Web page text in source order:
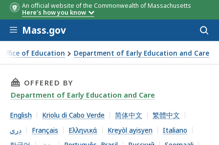
An official website of the Commonwealth of Massachusetts
Here's how you know
Skip to main content
Mass.gov
of Education Department of Early Education and Care
Хили-Дрисколл запускает программу выделения
THIS PAGE, АДМИНИСТРАЦИЯ ХИЛИ-
OFFERED BY
Department of Early Education and Care
English Kriolu di Cabo Verde 简体中文
繁體中文
دری
Français Ελληνικά Kreyòl ayisyen
Italiano